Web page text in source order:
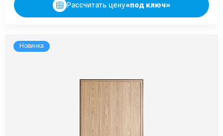
Рассчитать цену«под ключ»
Новинка